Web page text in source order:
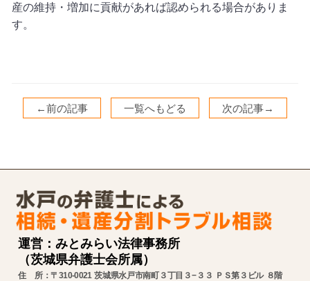
産の維持・増加に貢献があれば認められる場合がありま
す。
←前の記事 一覧へもどる 次の記事→
運営：みとみらい法律事務所
（茨城県弁護士会所属）
住 所：〒310-0021 茨城県水戸市南町３丁目３−３３ ＰＳ第３ビル ８階